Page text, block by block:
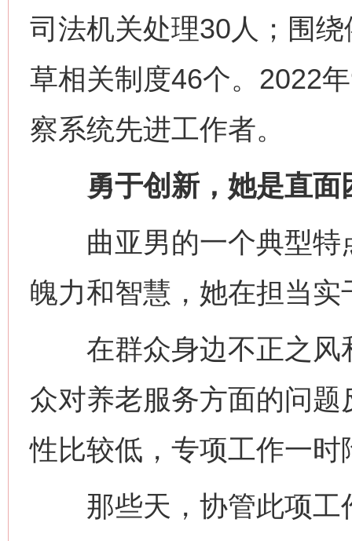
司法机关处理30人；围
草相关制度46个。2022
察系统先进工作者。
勇于创新，她是直面
曲亚男的一个典型特
魄力和智慧，她在担当
在群众身边不正之风
众对养老服务方面的问
性比较低，专项工作一
那些天，协管此项工